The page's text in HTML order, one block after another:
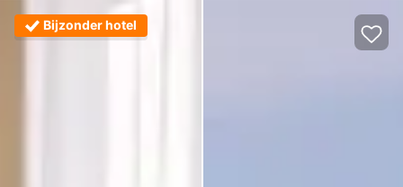
Bijzonder hotel